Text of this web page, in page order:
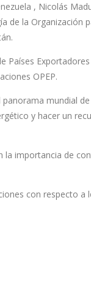
, Nicolás
de la Organización
Países
OPEP.
mundial
y hacer un
la importancia de
con respecto a